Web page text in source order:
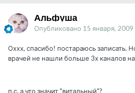
Альфуша
Опубликовано 15 января, 2009
Оххх, спасибо! постараюсь записать.
врачей не нашли больше 3х каналов
п.с. а что значит "витальный"?